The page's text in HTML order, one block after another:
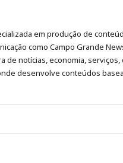
em produção de
como Campo Grande
de notícias, economia,
desenvolve conteúdos